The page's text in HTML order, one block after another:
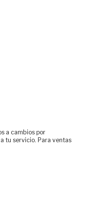
a cambios por
tu servicio. Para ventas